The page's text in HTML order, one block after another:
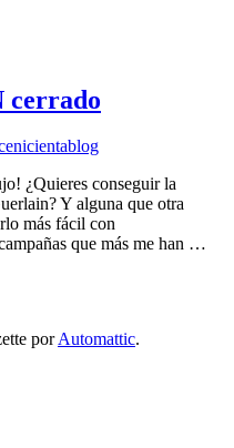
cerrado
¿Quieres conseguir la
Y alguna que otra
más fácil con
que más me han …
porAutomattic.